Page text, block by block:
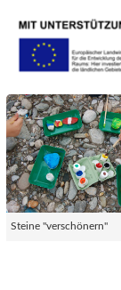
Steine "verschönern"